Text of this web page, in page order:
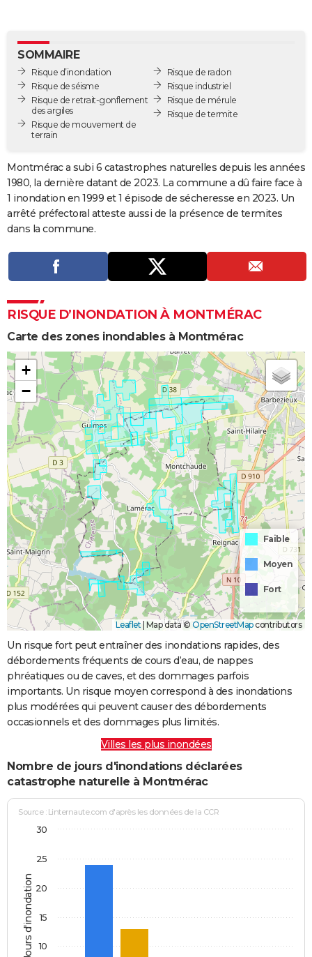
GUIDES D'ACHAT
BONS PLANS
CARTE DE VOEUX
Carte de Noël
Carte Bonne année
Carte Saint-Valentin
Carte Pâques
Carte d'anniversaire
DICTIONNAIRE
COPAINS D'AVANT
S'inscrire
Se connecter
Lycées
Collèges
Primaires
Universités
Entreprises
Service militaire
Avis de recherche
AVIS DE DÉCÈS
SOMMAIRE
Risque d’inondation
Risque de séisme
Risque de retrait-gonflement
des argiles
Risque de mouvement de
terrain
Risque de radon
Risque industriel
Risque de mérule
Risque de termite
Montmérac a subi 6 catastrophes naturelles depuis les années
1980, la dernière datant de 2023. La commune a dû faire face à
1 inondation en 1999 et 1 épisode de sécheresse en 2023. Un
arrêté préfectoral atteste aussi de la présence de termites
dans la commune.
RISQUE D’INONDATION À MONTMÉRAC
Carte des zones inondables à Montmérac
+
−
Faible
Moyen
Fort
Leaflet | Map data © OpenStreetMapcontributors
Un risque fort peut entraîner des inondations rapides, des
débordements fréquents de cours d’eau, de nappes
phréatiques ou de caves, et des dommages parfois
importants. Un risque moyen correspond à des inondations
plus modérées qui peuvent causer des débordements
occasionnels et des dommages plus limités.
Villes les plus inondées
Nombre de jours d'inondations déclarées
catastrophe naturelle à Montmérac
Jours d'inondation
Source : Linternaute.com d'après les données de la CCR
10
15
20
25
30